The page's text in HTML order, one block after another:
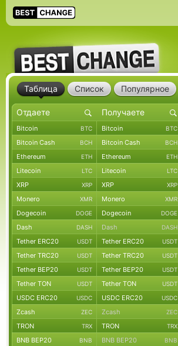
Таблица Список Популярное
Bitcoin BTC Bitcoin BTC
Bitcoin Cash BCH Bitcoin Cash BCH
Ethereum ETH Ethereum ETH
Litecoin LTC Litecoin LTC
XRP XRP XRP XRP
Monero XMR Monero XMR
Dogecoin DOGE Dogecoin DOGE
Dash DASH Dash DASH
Tether ERC20 USDT Tether ERC20 USDT
Tether TRC20 USDT Tether TRC20 USDT
Tether BEP20 USDT Tether BEP20 USDT
Tether TON USDT Tether TON USDT
USDC ERC20 USDC USDC ERC20 USDC
Zcash ZEC Zcash ZEC
TRON TRX TRON TRX
BNB BEP20 BNB BNB BEP20 BNB